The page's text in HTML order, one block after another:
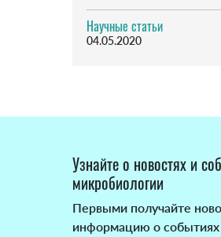
Научные статьи
04.05.2020
Узнайте о новостях и
микробиологии
Первыми получайте
информацию о событиях